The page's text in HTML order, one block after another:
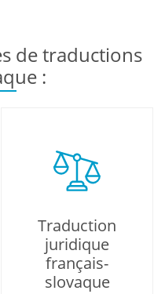
de traductions
:
Traduction
juridique
français-
slovaque